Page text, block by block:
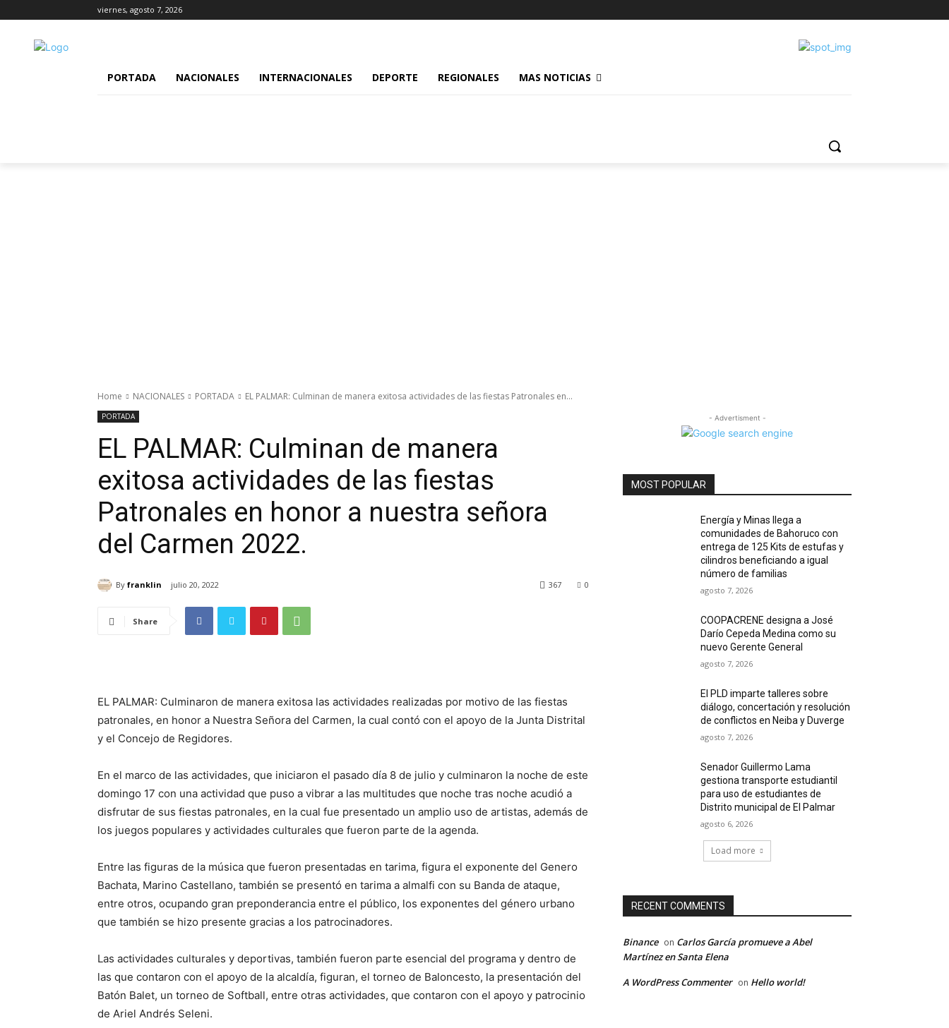
viernes, agosto 7, 2026
PORTADA NACIONALES INTERNACIONALES DEPORTE REGIONALES MAS NOTICIAS
Home NACIONALES PORTADA EL PALMAR: Culminan de manera exitosa actividades de las fiestas Patronales en...
PORTADA
EL PALMAR: Culminan de manera
exitosa actividades de las fiestas
Patronales en honor a nuestra señora
del Carmen 2022.
By franklin julio 20, 2022 0
367
Share
EL PALMAR: Culminaron de manera exitosa las actividades realizadas por motivo de las fiestas
patronales, en honor a Nuestra Señora del Carmen, la cual contó con el apoyo de la Junta Distrital
y el Concejo de Regidores.
En el marco de las actividades, que iniciaron el pasado día 8 de julio y culminaron la noche de este
domingo 17 con una actividad que puso a vibrar a las multitudes que noche tras noche acudió a
disfrutar de sus fiestas patronales, en la cual fue presentado un amplio uso de artistas, además de
los juegos populares y actividades culturales que fueron parte de la agenda.
Entre las figuras de la música que fueron presentadas en tarima, figura el exponente del Genero
Bachata, Marino Castellano, también se presentó en tarima a almalfi con su Banda de ataque,
entre otros, ocupando gran preponderancia entre el público, los exponentes del género urbano
que también se hizo presente gracias a los patrocinadores.
Las actividades culturales y deportivas, también fueron parte esencial del programa y dentro de
las que contaron con el apoyo de la alcaldía, figuran, el torneo de Baloncesto, la presentación del
Batón Balet, un torneo de Softball, entre otras actividades, que contaron con el apoyo y patrocinio
de Ariel Andrés Seleni.
- Advertisment -
MOST POPULAR
Energía y Minas llega a
comunidades de Bahoruco con
entrega de 125 Kits de estufas y
cilindros beneficiando a igual
número de familias
agosto 7, 2026
COOPACRENE designa a José
Darío Cepeda Medina como su
nuevo Gerente General
agosto 7, 2026
El PLD imparte talleres sobre
diálogo, concertación y resolución
de conflictos en Neiba y Duverge
agosto 7, 2026
Senador Guillermo Lama
gestiona transporte estudiantil
para uso de estudiantes de
Distrito municipal de El Palmar
agosto 6, 2026
Load more
RECENT COMMENTS
Binance on Carlos García promueve a Abel
Martínez en Santa Elena
A WordPress Commenter on Hello world!